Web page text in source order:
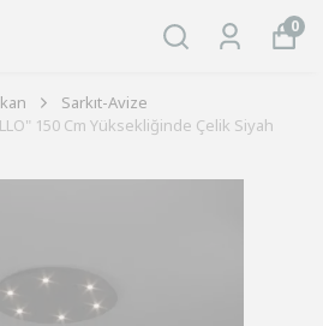
0
Sarkıt-Avize
150 Cm Yüksekliğinde Çelik Siyah